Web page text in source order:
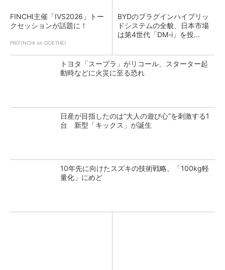
FINCHI主催「IVS2026」トー
クセッションが話題に！
PR(FINCHI on GOETHE)
BYDのプラグインハイブリッ
ドシステムの全貌、日本市場
は第4世代「DM-i」を投...
トヨタ「スープラ」がリコール、スターター起
動時などに火災に至る恐れ
日産が目指したのは“大人の遊び心”を刺激する1
台 新型「キックス」が誕生
10年先に向けたスズキの技術戦略、「100kg軽
量化」にめど